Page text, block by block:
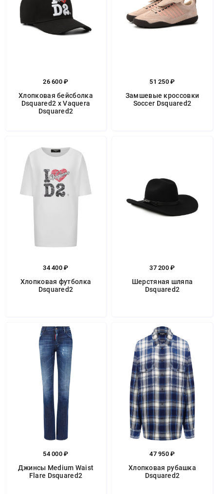
26 600 ₽
Хлопковая бейсболка
Dsquared2 x Vaquera
Dsquared2
51 250 ₽
Замшевые кроссовки
Soccer Dsquared2
34 400 ₽
Хлопковая футболка
Dsquared2
37 200 ₽
Шерстяная шляпа
Dsquared2
54 000 ₽
Джинсы Medium Waist
Flare Dsquared2
47 950 ₽
Хлопковая рубашка
Dsquared2